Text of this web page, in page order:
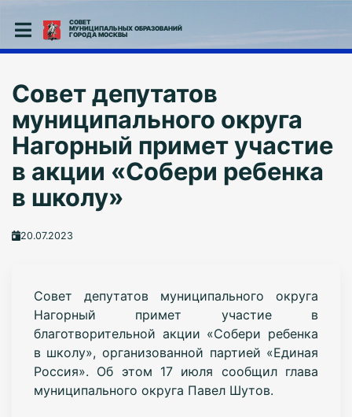
СОВЕТ
МУНИЦИПАЛЬНЫХ ОБРАЗОВАНИЙ
ГОРОДА МОСКВЫ
Совет депутатов
муниципального округа
Нагорный примет участие
в акции «Собери ребенка
в школу»
20.07.2023
Совет депутатов муниципального округа
Нагорный примет участие в
благотворительной акции «Собери ребенка
в школу», организованной партией «Единая
Россия». Об этом 17 июля сообщил глава
муниципального округа Павел Шутов.